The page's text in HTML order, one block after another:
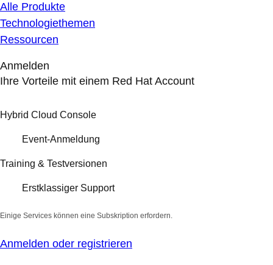
Alle Produkte
Technologiethemen
Ressourcen
Anmelden
Ihre Vorteile mit einem Red Hat Account
Hybrid Cloud Console
Event-Anmeldung
Training & Testversionen
Erstklassiger Support
Einige Services können eine Subskription erfordern.
Anmelden oder registrieren